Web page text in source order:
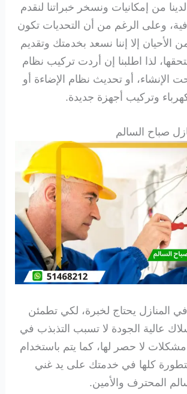
من إمكانيات ونسخر خبراتنا لنقدم
وعلى الرغم من أن التحديات تكون
الأحيان إلا إننا نسعد بخدمتك وتقديم
لذا اطلبنا إن أردت تركيب نظام
الإنشاء، أو تحديث نظام الإضاءة أو
وتركيب أجهزة جديدة.
صباح السالم
المنازل يحتاج لخبرة، لكي تطمئن
عالية الجودة لا تسبب التذبذب في
مشكلات لا حصر لها، كما يتم باستخدام
كلها في خدمتك على يد غني
المحترف والأمين.